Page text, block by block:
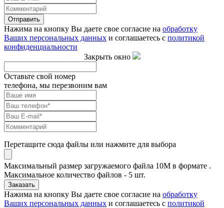
Отправить
Нажима на кнопку Вы даете свое согласие на обработку
Ваших персональных данных и соглашаетесь с политикой
конфиденциальности
Закрыть окно
Оставьте свой номер
телефона, мы перезвоним вам
Перетащите сюда файлы или нажмите для выбора
Максимальный размер загружаемого файла 10M в формате .
Максимальное количество файлов - 5 шт.
Заказать
Нажима на кнопку Вы даете свое согласие на обработку
Ваших персональных данных и соглашаетесь с политикой